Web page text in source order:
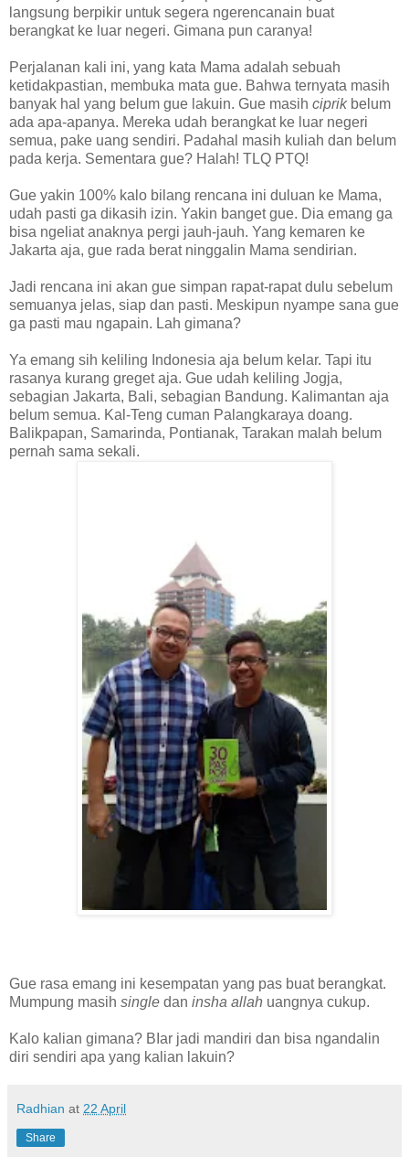
langsung berpikir untuk segera ngerencanain buat
berangkat ke luar negeri. Gimana pun caranya!
Perjalanan kali ini, yang kata Mama adalah sebuah
ketidakpastian, membuka mata gue. Bahwa ternyata masih
banyak hal yang belum gue lakuin. Gue masih ciprikbelum
ada apa-apanya. Mereka udah berangkat ke luar negeri
semua, pake uang sendiri. Padahal masih kuliah dan belum
pada kerja. Sementara gue? Halah! TLQ PTQ!
Gue yakin 100% kalo bilang rencana ini duluan ke Mama,
udah pasti ga dikasih izin. Yakin banget gue. Dia emang ga
bisa ngeliat anaknya pergi jauh-jauh. Yang kemaren ke
Jakarta aja, gue rada berat ninggalin Mama sendirian.
Jadi rencana ini akan gue simpan rapat-rapat dulu sebelum
semuanya jelas, siap dan pasti. Meskipun nyampe sana gue
ga pasti mau ngapain. Lah gimana?
Ya emang sih keliling Indonesia aja belum kelar. Tapi itu
rasanya kurang greget aja. Gue udah keliling Jogja,
sebagian Jakarta, Bali, sebagian Bandung. Kalimantan aja
belum semua. Kal-Teng cuman Palangkaraya doang.
Balikpapan, Samarinda, Pontianak, Tarakan malah belum
pernah sama sekali.
Gue rasa emang ini kesempatan yang pas buat berangkat.
Mumpung masih single dan insha allah uangnya cukup.
Kalo kalian gimana? BIar jadi mandiri dan bisa ngandalin
diri sendiri apa yang kalian lakuin?
Radhian at 22 April
Share